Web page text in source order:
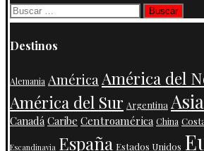
Buscar:
Destinos
Alemania América América del
América del Sur Argentina Asia
Canadá Caribe Centroamérica China
Escandinavia España Estados Unidos